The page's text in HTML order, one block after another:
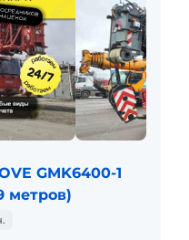
GMK6400-1
метров)